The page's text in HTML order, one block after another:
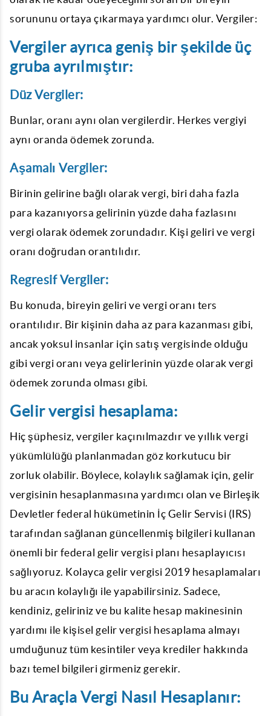
sorununu ortaya çıkarmaya yardımcı olur. Vergiler:
Vergiler ayrıca geniş bir şekilde üç
gruba ayrılmıştır:
Düz Vergiler:
Bunlar, oranı aynı olan vergilerdir. Herkes vergiyi
aynı oranda ödemek zorunda.
Aşamalı Vergiler:
Birinin gelirine bağlı olarak vergi, biri daha fazla
para kazanıyorsa gelirinin yüzde daha fazlasını
vergi olarak ödemek zorundadır. Kişi geliri ve vergi
oranı doğrudan orantılıdır.
Regresif Vergiler:
Bu konuda, bireyin geliri ve vergi oranı ters
orantılıdır. Bir kişinin daha az para kazanması gibi,
ancak yoksul insanlar için satış vergisinde olduğu
gibi vergi oranı veya gelirlerinin yüzde olarak vergi
ödemek zorunda olması gibi.
Gelir vergisi hesaplama:
Hiç şüphesiz, vergiler kaçınılmazdır ve yıllık vergi
yükümlülüğü planlanmadan göz korkutucu bir
zorluk olabilir. Böylece, kolaylık sağlamak için, gelir
vergisinin hesaplanmasına yardımcı olan ve Birleşik
Devletler federal hükümetinin İç Gelir Servisi (IRS)
tarafından sağlanan güncellenmiş bilgileri kullanan
önemli bir federal gelir vergisi planı hesaplayıcısı
sağlıyoruz. Kolayca gelir vergisi 2019 hesaplamaları
bu aracın kolaylığı ile yapabilirsiniz. Sadece,
kendiniz, geliriniz ve bu kalite hesap makinesinin
yardımı ile kişisel gelir vergisi hesaplama almayı
umduğunuz tüm kesintiler veya krediler hakkında
bazı temel bilgileri girmeniz gerekir.
Bu Araçla Vergi Nasıl Hesaplanır: